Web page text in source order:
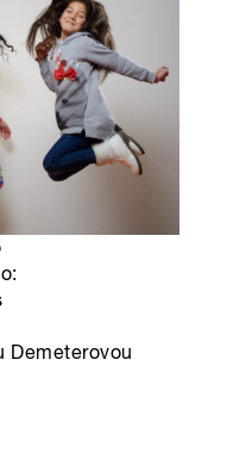
Demeterovou